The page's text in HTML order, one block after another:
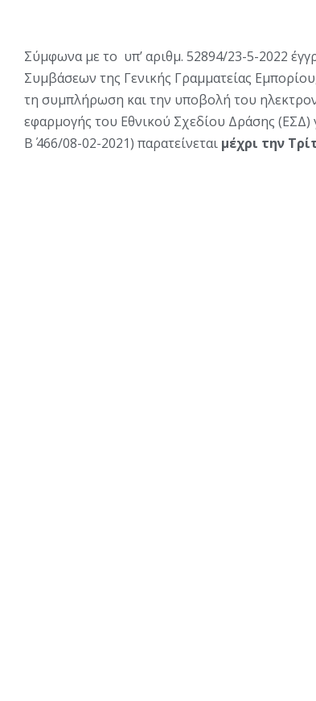
Σύμφωνα με το υπ’ αριθμ. 52894/23-5-2022
Συμβάσεων της Γενικής Γραμματείας
τη συμπλήρωση και την υποβολή του
εφαρμογής του Εθνικού Σχεδίου Δράσης (ΕΣΔ)
Β΄ 466/08-02-2021) παρατείνεται μέχρι την